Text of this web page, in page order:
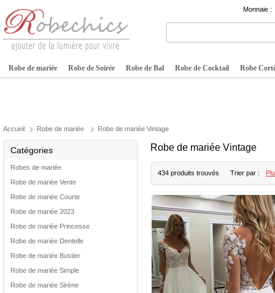
Monnaie :
Robe de mariée Robe de Soirée Robe de Bal Robe de Cocktail Robe
Accueil Robe de mariée Robe de mariée Vintage
Catégories
Robes de mariée
Robe de mariée Vente
Robe de mariée Courte
Robe de mariée 2023
Robe de mariée Princesse
Robe de mariée Dentelle
Robe de mariée Bustier
Robe de mariée Simple
Robe de mariée Sirène
Robe de mariée Vintage
434 produits trouvés Trier par :